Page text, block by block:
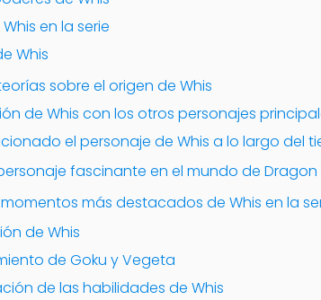
en la serie
Whis
sobre el origen de Whis
de Whis con los otros personajes
el personaje de Whis a lo largo del
fascinante en el mundo de Dragon
más destacados de Whis en la
de Whis
de Goku y Vegeta
de las habilidades de Whis